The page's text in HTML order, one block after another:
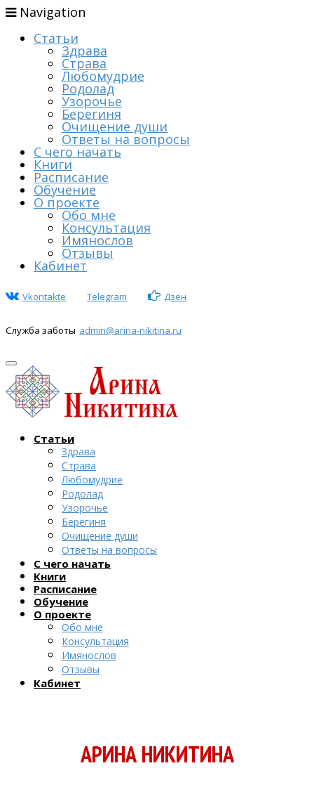
Navigation
Статьи
Здрава
Страва
Любомудрие
Родолад
Узорочье
Берегиня
Очищение души
Ответы на вопросы
С чего начать
Книги
Расписание
Обучение
О проекте
Обо мне
Консультация
Имянослов
Отзывы
Кабинет
Vkontakte Telegram Дзен
Служба заботы admin@arina-nikitina.ru
Статьи
Здрава
Страва
Любомудрие
Родолад
Узорочье
Берегиня
Очищение души
Ответы на вопросы
С чего начать
Книги
Расписание
Обучение
О проекте
Обо мне
Консультация
Имянослов
Отзывы
Кабинет
АРИНА НИКИТИНА